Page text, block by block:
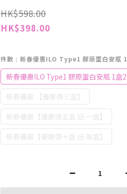
HK$598.00
HK$398.00
件數 : 新春優惠ILO Type1 膠原蛋白安瓶
新春優惠ILO Type1 膠原蛋白安瓶 1盒
新春優惠 【優惠價三盒】
新春優惠【優惠價五盒 送 一盒】
新春優惠【優惠價十盒 送 兩盒】